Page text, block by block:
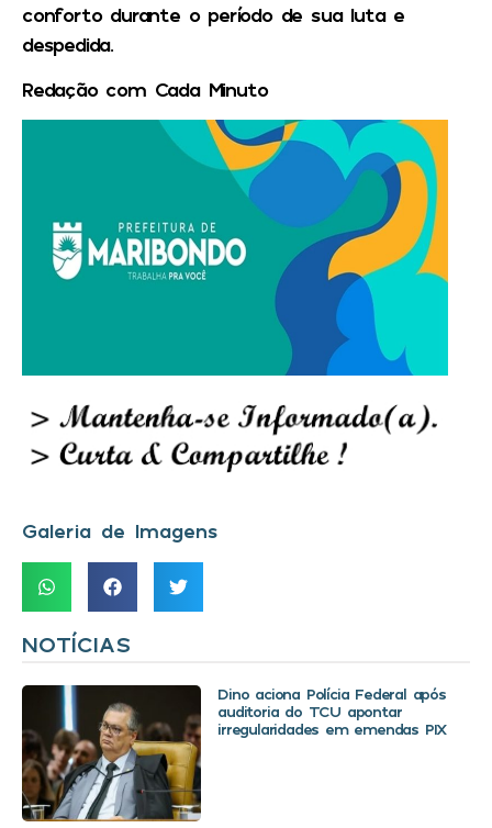
conforto durante o período de sua luta e
despedida.
Redação com Cada Minuto
Galeria de Imagens
NOTÍCIAS
Dino aciona Polícia Federal após
auditoria do TCU apontar
irregularidades em emendas PIX